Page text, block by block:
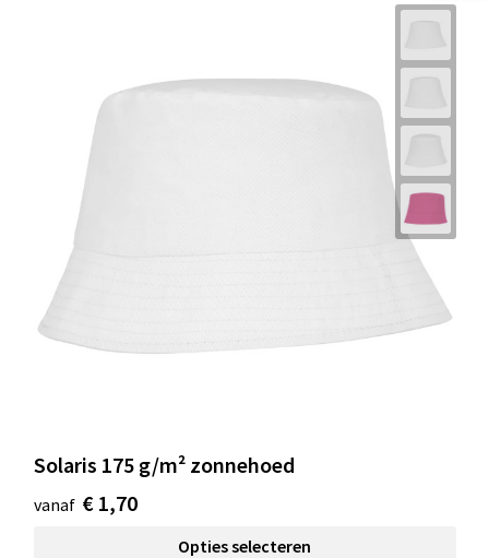
Solaris 175 g/m² zonnehoed
vanaf € 1,70
Opties selecteren